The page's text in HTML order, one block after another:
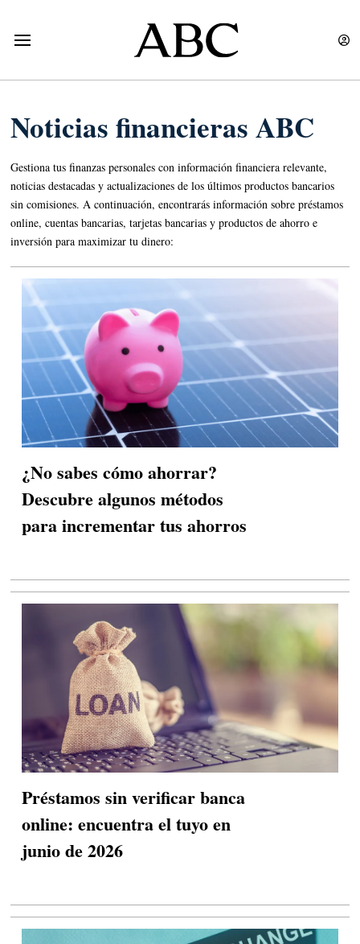
Noticias financieras ABC
Gestiona tus finanzas personales con información financiera relevante,
noticias destacadas y actualizaciones de los últimos productos bancarios
sin comisiones. A continuación, encontrarás información sobre préstamos
online, cuentas bancarias, tarjetas bancarias y productos de ahorro e
inversión para maximizar tu dinero:
¿No sabes cómo ahorrar?
Descubre algunos métodos
para incrementar tus ahorros
Préstamos sin verificar banca
online: encuentra el tuyo en
junio de 2026